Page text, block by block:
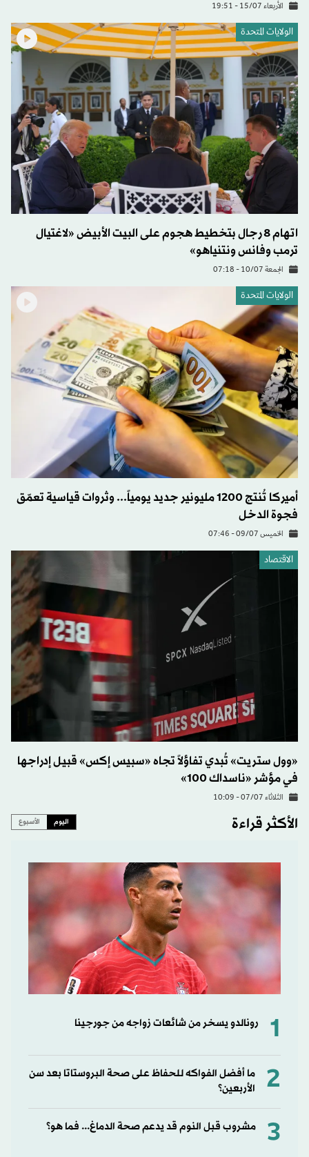
الأربعاء 15/07 - 19:51
الولايات المتحدة​
اتهام 8 رجال بتخطيط هجوم على البيت الأبيض «لاغتيال
ترمب وفانس ونتنياهو»
الجمعة 10/07 - 07:18
الولايات المتحدة​
أميركا تُنتج 1200 مليونير جديد يومياً... وثروات قياسية تعمّق
فجوة الدخل
الخميس 09/07 - 07:46
الاقتصاد
«وول ستريت» تُبدي تفاؤلاً تجاه «سبيس إكس» قبيل إدراجها
في مؤشر «ناسداك 100»
الثلاثاء 07/07 - 10:09
الأكثر قراءة اليوم الأسبوع
1 رونالدو يسخر من شائعات زواجه من جورجينا
2
ما أفضل الفواكه للحفاظ على صحة البروستاتا بعد سن
الأربعين؟
3 مشروب قبل النوم قد يدعم صحة الدماغ... فما هو؟